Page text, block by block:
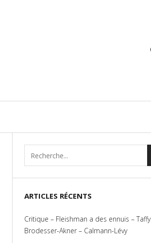
ARTICLES RÉCENTS
Critique – Fleishman a des ennuis – Taffy
Brodesser-Akner – Calmann-Lévy